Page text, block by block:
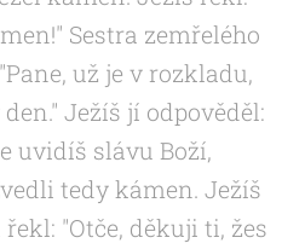
Sestra zemřelého
už je v rozkladu,
Ježíš jí odpověděl:
uvidíš slávu Boží,
tedy kámen. Ježíš
"Otče, děkuji ti, žes